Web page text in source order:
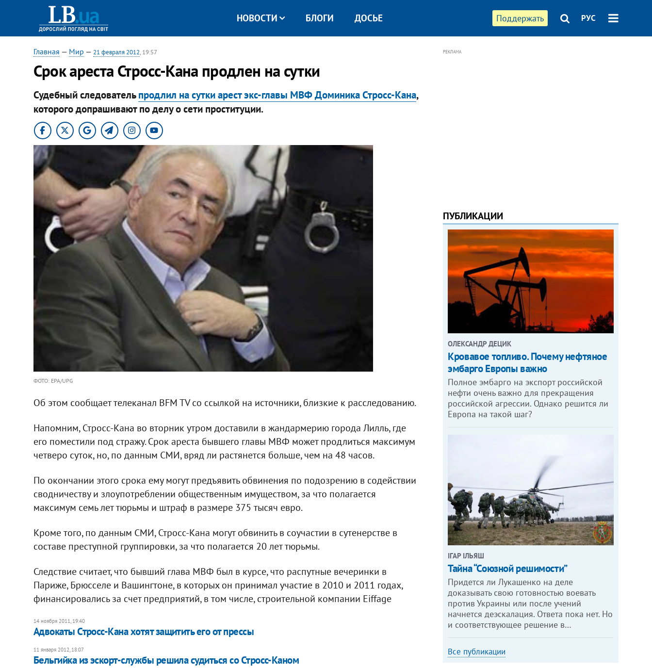
Поддержать РУС
НОВОСТИ БЛОГИ ДОСЬЕ
Главная — Мир — 21 февраля 2012, 19:57
Срок ареста Стросс-Кана продлен на сутки
Судебный следовательпродлил на сутки арест экс-главы МВФ Доминика Стросс-Кана,
которого допрашивают по делу о сети проституции.
ФОТО: EPA/UPG
Об этом сообщает телеканал BFM TV со ссылкой на источники, близкие к расследованию.
Напомним, Стросс-Кана во вторник утром доставили в жандармерию города Лилль, где
его поместили под стражу. Срок ареста бывшего главы МВФ может продлиться максимум
четверо суток, но, по данным СМИ, вряд ли растянется больше, чем на 48 часов.
По окончании этого срока ему могут предъявить обвинения по подозрению в содействии
сводничеству и злоупотреблении общественным имуществом, за что полагается
максимум семь лет тюрьмы и штраф в размере 375 тысяч евро.
Кроме того, по данным СМИ, Стросс-Кана могут обвинить в соучастии в сутенерстве в
составе преступной группировки, за что полагается 20 лет тюрьмы.
Следствие считает, что бывший глава МВФ был в курсе, что распутные вечеринки в
Париже, Брюсселе и Вашингтоне, в которых он принимал участие в 2010 и 2011 годах,
финансировались за счет предприятий, в том числе, строительной компании Eiffage
14 ноября 2011, 19:40
​Адвокаты Стросс-Кана хотят защитить его от прессы
11 января 2012, 18:07
Бельгийка из эскорт-службы решила судиться со Стросс-Каном
РЕКЛАМА
ПУБЛИКАЦИИ
ОЛЕКСАНДР ДЕЦИК
Кровавое топливо. Почему нефтяное
эмбарго Европы важно
Полное эмбарго на экспорт российской
нефти очень важно для прекращения
российской агрессии. Однако решится ли
Европа на такой шаг?
ІГАР ІЛЬЯШ
Тайна “Союзной решимости”
Придется ли Лукашенко на деле
доказывать свою готовностью воевать
против Украины или после учений
начнется деэскалация. Ответа пока нет. Но
и соответствующее решение в…
Все публикации